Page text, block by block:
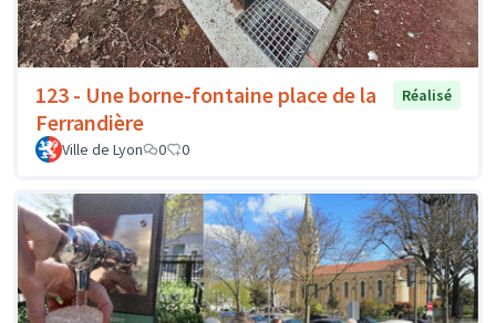
123 - Une borne-fontaine place de la
Ferrandière
Réalisé
Ville de Lyon 0 0